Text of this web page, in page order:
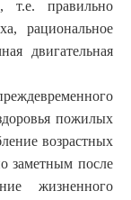
т.е. правильно
рациональное
двигательная
пожилых
возрастных
заметным после
жизненного